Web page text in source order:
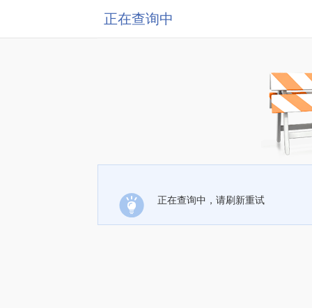
正在查询中
正在查询中，请刷新重试